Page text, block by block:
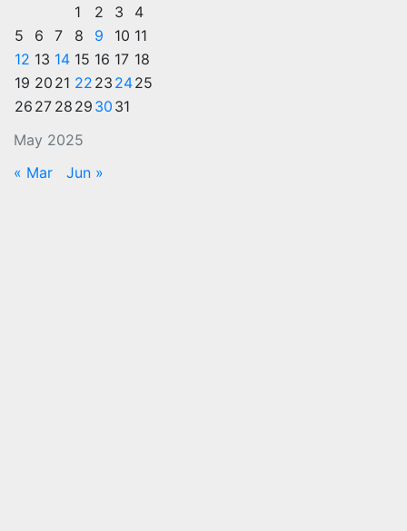
May 2025
1
2 3
4
5
6 7 8 9 10 11
12 13 14 15 16 17 18
19 20 21 22 23 2425
26 27 28 29 30 31
« Mar Jun »